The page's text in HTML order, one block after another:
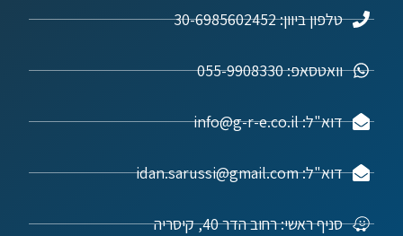
טלפון ביוון: 30-6985602452
וואטסאפ: 055-9908330
דוא"ל: info@g-r-e.co.il
דוא"ל: idan.sarussi@gmail.com
סניף ראשי: רחוב הדר 40, קיסריה